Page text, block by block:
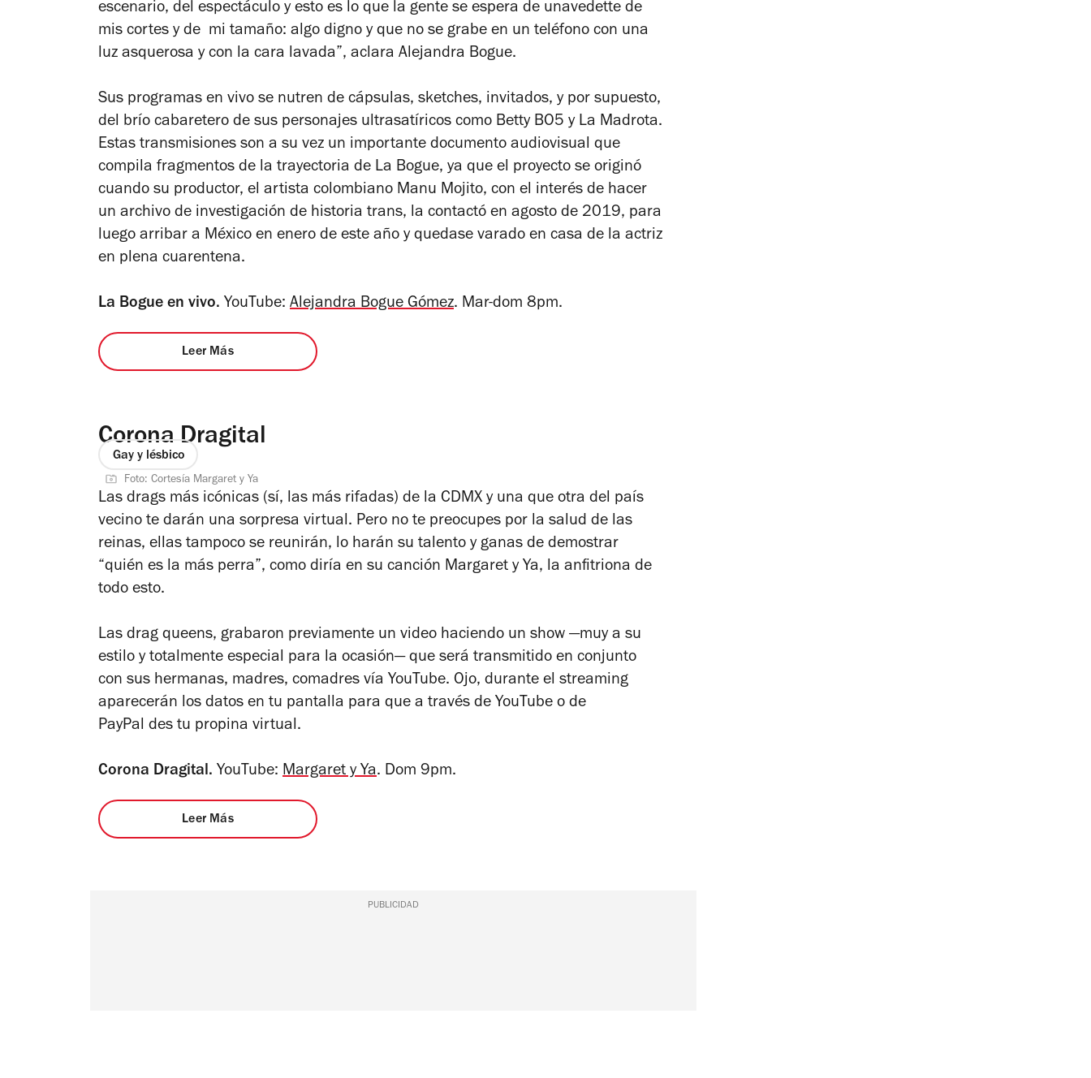
escenario, del espectáculo y esto es lo que la gente se espera de unavedette de
mis cortes y de mi tamaño: algo digno y que no se grabe en un teléfono con una
luz asquerosa y con la cara lavada”, aclara Alejandra Bogue.
Sus programas en vivo se nutren de cápsulas, sketches, invitados, y por supuesto,
del brío cabaretero de sus personajes ultrasatíricos como Betty BO5 y La Madrota.
Estas transmisiones son a su vez un importante documento audiovisual que
compila fragmentos de la trayectoria de La Bogue, ya que el proyecto se originó
cuando su productor, el artista colombiano Manu Mojito, con el interés de hacer
un archivo de investigación de historia trans, la contactó en agosto de 2019, para
luego arribar a México en enero de este año y quedase varado en casa de la actriz
en plena cuarentena.
La Bogue en vivo. YouTube: Alejandra Bogue Gómez. Mar-dom 8pm.
Leer Más
Corona Dragital
Gay y lésbico
Foto: Cortesía Margaret y Ya
Las drags más icónicas (sí, las más rifadas) de la CDMX y una que otra del país
vecino te darán una sorpresa virtual. Pero no te preocupes por la salud de las
reinas, ellas tampoco se reunirán, lo harán su talento y ganas de demostrar
“quién es la más perra”, como diría en su canción Margaret y Ya, la anfitriona de
todo esto.
Las drag queens, grabaron previamente un video haciendo un show —muy a su
estilo y totalmente especial para la ocasión— que será transmitido en conjunto
con sus hermanas, madres, comadres vía YouTube. Ojo, durante el streaming
aparecerán los datos en tu pantalla para que a través de YouTube o de
PayPal des tu propina virtual.
Corona Dragital. YouTube: Margaret y Ya. Dom 9pm.
Leer Más
PUBLICIDAD